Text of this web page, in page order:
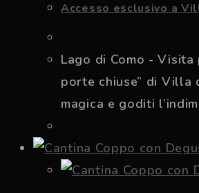
Accesso esclusivo a
Lago di Como -
porte chiuse” di
magica e goditi